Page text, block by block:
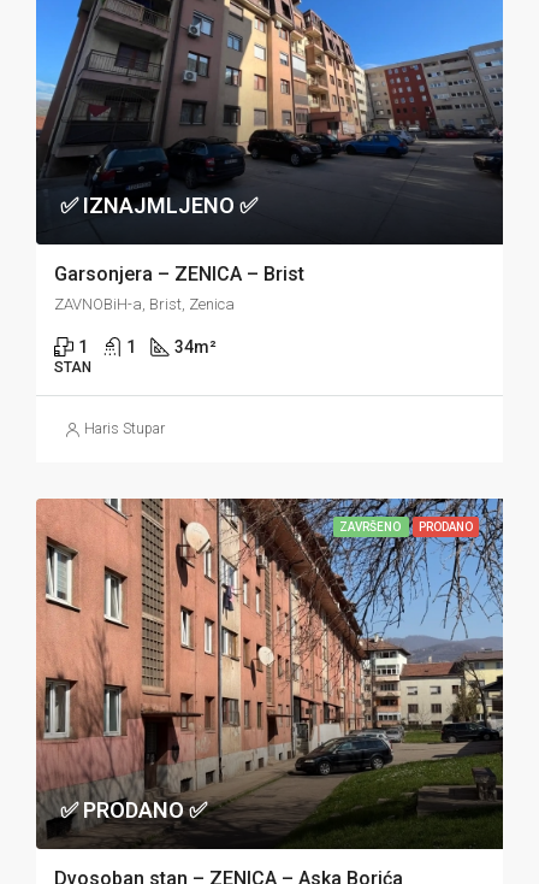
✅ IZNAJMLJENO ✅
Garsonjera – ZENICA – Brist
ZAVNOBiH-a, Brist, Zenica
1 1 34m²
STAN
Haris Stupar
ZAVRŠENO PRODANO
✅ PRODANO ✅
Dvosoban stan – ZENICA – Aska Borića